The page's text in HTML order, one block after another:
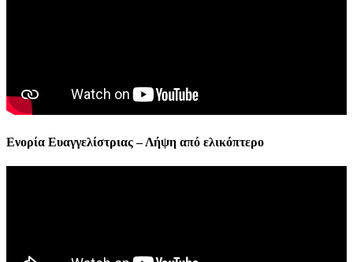
Ενορία Ευαγγελίστριας – Λήψη από ελικόπτερο